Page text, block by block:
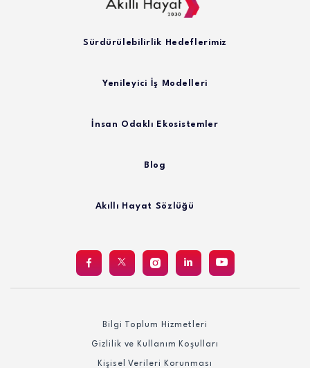
Sürdürülebilirlik Hedeflerimiz
Yenileyici İş Modelleri
İnsan Odaklı Ekosistemler
Blog
Akıllı Hayat Sözlüğü
Bilgi Toplum Hizmetleri
Gizlilik ve Kullanım Koşulları
Kişisel Verileri Korunması